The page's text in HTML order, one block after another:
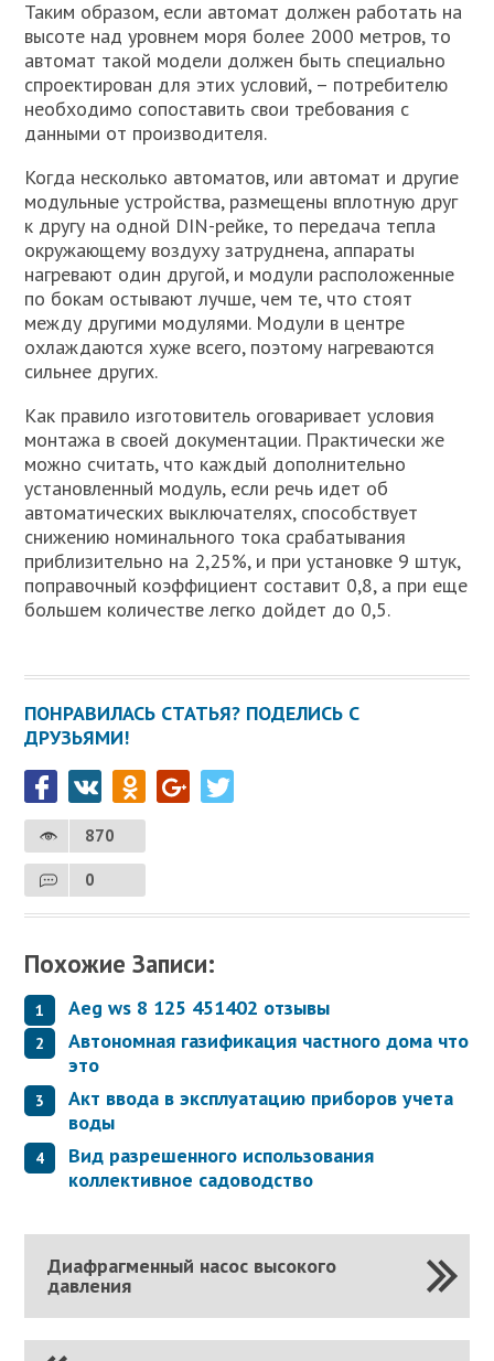
Таким образом, если автомат должен работать на
высоте над уровнем моря более 2000 метров, то
автомат такой модели должен быть специально
спроектирован для этих условий, – потребителю
необходимо сопоставить свои требования с
данными от производителя.
Когда несколько автоматов, или автомат и другие
модульные устройства, размещены вплотную друг
к другу на одной DIN-рейке, то передача тепла
окружающему воздуху затруднена, аппараты
нагревают один другой, и модули расположенные
по бокам остывают лучше, чем те, что стоят
между другими модулями. Модули в центре
охлаждаются хуже всего, поэтому нагреваются
сильнее других.
Как правило изготовитель оговаривает условия
монтажа в своей документации. Практически же
можно считать, что каждый дополнительно
установленный модуль, если речь идет об
автоматических выключателях, способствует
снижению номинального тока срабатывания
приблизительно на 2,25%, и при установке 9 штук,
поправочный коэффициент составит 0,8, а при еще
большем количестве легко дойдет до 0,5.
ПОНРАВИЛАСЬ СТАТЬЯ? ПОДЕЛИСЬ С
ДРУЗЬЯМИ!
870
0
Похожие Записи:
Aeg ws 8 125 451402 отзывы
Автономная газификация частного дома что
это
Акт ввода в эксплуатацию приборов учета
воды
Вид разрешенного использования
коллективное садоводство
Диафрагменный насос высокого
давления